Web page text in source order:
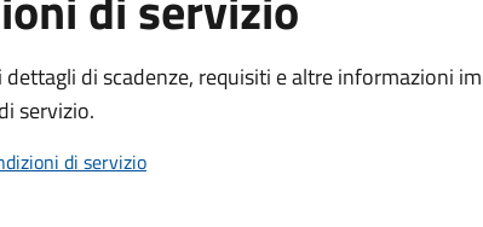
dettagli di scadenze, requisiti e altre informazioni
servizio.
di servizio